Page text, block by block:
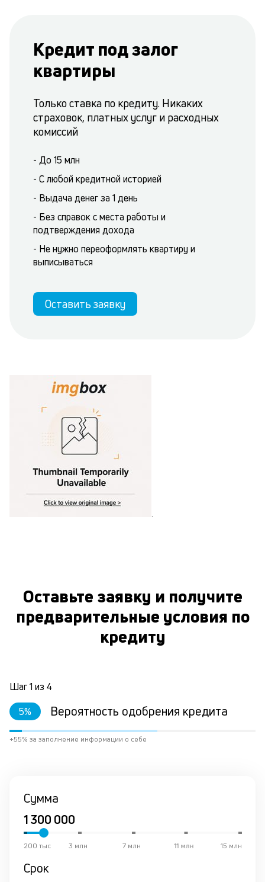
Кредит под залог
квартиры
Только ставка по кредиту. Никаких
страховок, платных услуг и расходных
комиссий
- До 15 млн
- С любой кредитной историей
- Выдача денег за 1 день
- Без справок с места работы и
подтверждения дохода
- Не нужно переоформлять квартиру и
выписываться
Оставить заявку
.
Оставьте заявку и получите
предварительные условия по
кредиту
Шаг1 из 4
5% Вероятность одобрения кредита
+55% за заполнение информации о себе
Сумма
15 млн
11 млн
7 млн
3 млн
200 тыс
Срок